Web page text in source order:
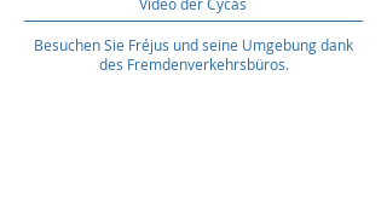
Besuchen Sie Fréjus und seine Umgebung dank
des Fremdenverkehrsbüros.